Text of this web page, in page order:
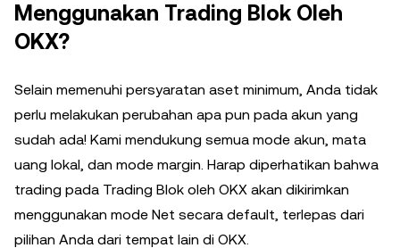
Menggunakan Trading Blok Oleh
OKX?
Selain memenuhi persyaratan aset minimum, Anda tidak
perlu melakukan perubahan apa pun pada akun yang
sudah ada! Kami mendukung semua mode akun, mata
uang lokal, dan mode margin. Harap diperhatikan bahwa
trading pada Trading Blok oleh OKX akan dikirimkan
menggunakan mode Net secara default, terlepas dari
pilihan Anda dari tempat lain di OKX.